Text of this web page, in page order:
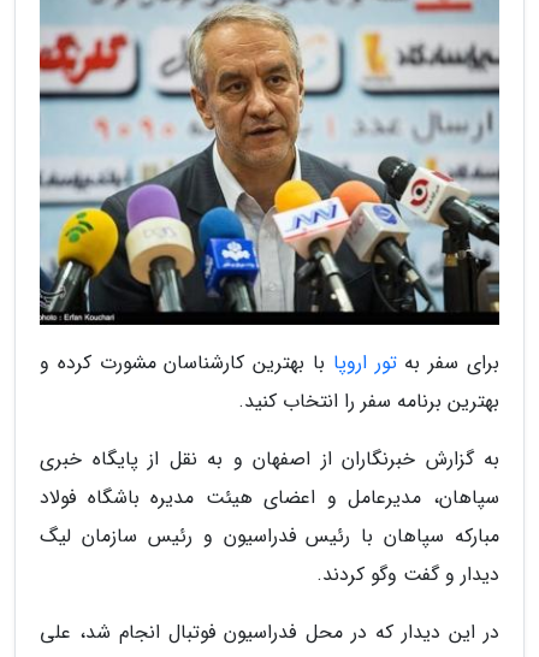
برای سفر بهتور اروپا با بهترین کارشناسان مشورت کرده و
بهترین برنامه سفر را انتخاب کنید.
به گزارش خبرنگاران از اصفهان و به نقل از پایگاه خبری
سپاهان، مدیرعامل و اعضای هیئت مدیره باشگاه فولاد
مبارکه سپاهان با رئیس فدراسیون و رئیس سازمان لیگ
دیدار و گفت وگو کردند.
در این دیدار که در محل فدراسیون فوتبال انجام شد، علی